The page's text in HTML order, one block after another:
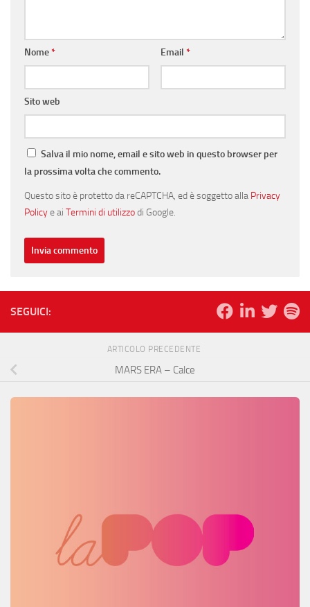
Nome* Email *
Sito web
Salva il mio nome, email e sito web in questo browser per
la prossima volta che commento.
Questo sito è protetto da reCAPTCHA, ed è soggetto alla Privacy
Policye ai Termini di utilizzodi Google.
SEGUICI:
ARTICOLO PRECEDENTE
MARS ERA – Calce